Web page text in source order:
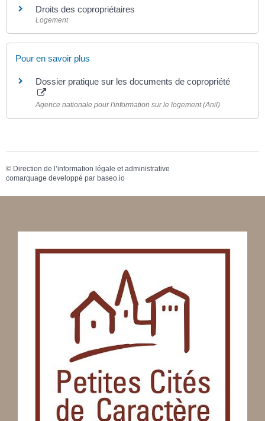
Droits des copropriétaires
Logement
Pour en savoir plus
Dossier pratique sur les documents de copropriété
Agence nationale pour l'information sur le logement (Anil)
© Direction de l’information légale et administrative
comarquage developpé par baseo.io